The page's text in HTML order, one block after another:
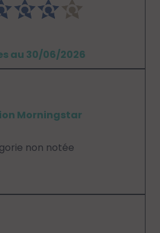
au 30/06/2026
Morningstar
non notée